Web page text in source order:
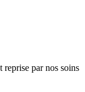
par nos soins